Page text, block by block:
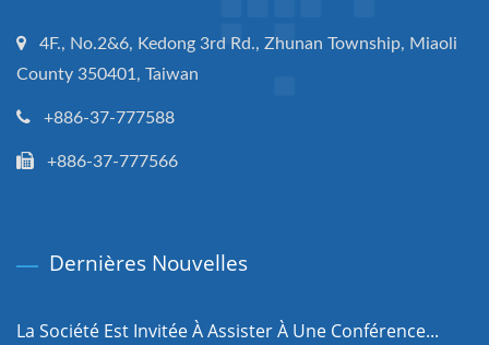
4F., No.2&6, Kedong 3rd Rd., Zhunan Township, Miaoli
County 350401, Taiwan
+886-37-777588
+886-37-777566
Dernières Nouvelles
La Société Est Invitée À Assister À Une Conférence...